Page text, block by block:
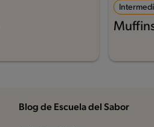
Blog de Escuela del Sabor